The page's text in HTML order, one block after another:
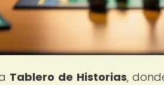
Tablero de Historias,